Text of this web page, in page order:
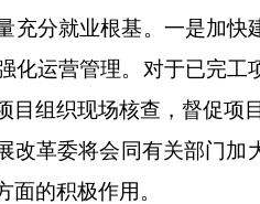
充分就业根基。 一是加快
化运营管理。 对于已完工
目组织现场核查，督促项
改革委将会同有关部门
面的积极作用。